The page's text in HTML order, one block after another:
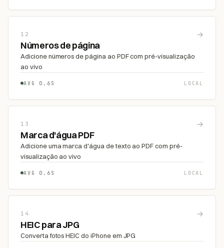
12 →
Números de página
Adicione números de página ao PDF com pré-visualização
ao vivo
AVG 0.6S LOCAL
13 →
Marca d'água PDF
Adicione uma marca d'água de texto ao PDF com pré-
visualização ao vivo
AVG 0.6S LOCAL
14 →
HEIC para JPG
Converta fotos HEIC do iPhone em JPG